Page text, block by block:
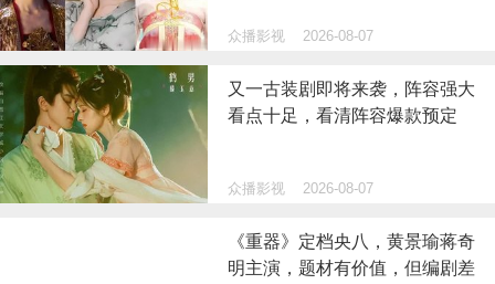
众播影视 2026-08-07
又一古装剧即将来袭，阵容强大
看点十足，看清阵容爆款预定
众播影视 2026-08-07
《重器》定档央八，黄景瑜蒋奇
明主演，题材有价值，但编剧差